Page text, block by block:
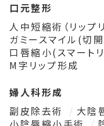
口元整形
人中短縮術（リップリ
ガミースマイル(切
口唇縮小(スマート
M字リップ形成
婦人科形成
副皮除去術
大陰